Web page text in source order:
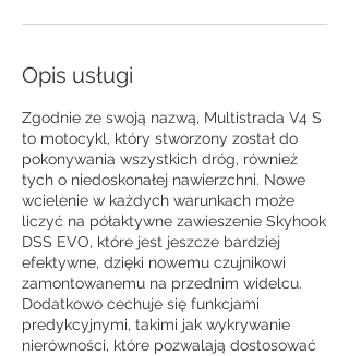
Opis usługi
Zgodnie ze swoją nazwą, Multistrada V4 S
to motocykl, który stworzony został do
pokonywania wszystkich dróg, również
tych o niedoskonałej nawierzchni. Nowe
wcielenie w każdych warunkach może
liczyć na półaktywne zawieszenie Skyhook
DSS EVO, które jest jeszcze bardziej
efektywne, dzięki nowemu czujnikowi
zamontowanemu na przednim widelcu.
Dodatkowo cechuje się funkcjami
predykcyjnymi, takimi jak wykrywanie
nierówności, które pozwalają dostosować